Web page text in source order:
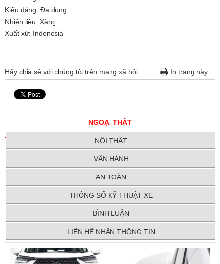
Kiểu dáng: Đa dụng
Nhiên liệu: Xăng
Xuất xứ: Indonesia
In trang này
Hãy chia sẻ với chúng tôi trên mạng xã hội:
NGOẠI THẤT
NỘI THẤT
VẬN HÀNH
AN TOÀN
THÔNG SỐ KỸ THUẬT XE
BÌNH LUẬN
LIÊN HỆ NHẬN THÔNG TIN